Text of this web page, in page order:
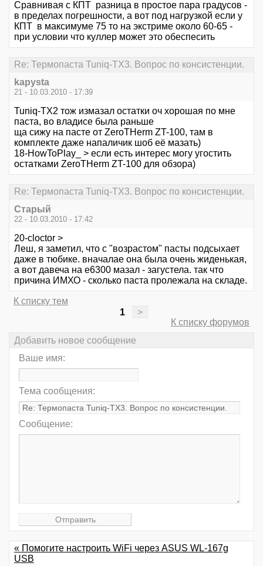
Сравнивая с КПТ разница в простое пара градусов -
в пределах погрешности, а вот под нагрузкой если у
КПТ в максимуме 75 то на экстриме около 60-65 -
при условии что куллер может это обеспесить
Re: Термопаста Tuniq-TX3. Вопрос по консистенции.
kapysta
21 - 10.03.2010 - 17:39
Tuniq-TX2 тож измазал остатки оч хорошая по мне
паста, во владисе была раньше
ща сижу на пасте от ZeroTHerm ZT-100, там в
комплекте даже напаличик шоб её мазать)
18-HowToPlay_ > если есть интерес могу угостить
остатками ZeroTHerm ZT-100 для обзора)
Re: Термопаста Tuniq-TX3. Вопрос по консистенции.
Старый
22 - 10.03.2010 - 17:42
20-cloctor >
Леш, я заметил, что с "возрастом" пасты подсыхает
даже в тюбике. вначалае она была очень жиденькая,
а вот давеча на е6300 мазал - загустела. так что
причина ИМХО - сколько паста пролежала на складе.
К списку тем
1
>
К списку форумов
Добавить новое сообщение
Ваше имя:
Тема сообщения:
Сообщение:
« Помогите настроить WiFi через ASUS WL-167g
USB